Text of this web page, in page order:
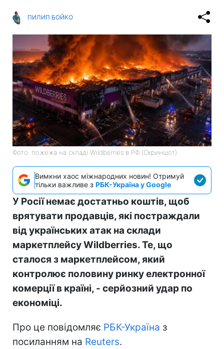
ПИЛИП БОЙКО
Фото: пожежа на складі Wildberries в РФ (Скриншот)
Вимкни хаос міжнародних новин! Отримуй
тільки важливе з РБК-Україна у Google
У Росії немає достатньо коштів, щоб
врятувати продавців, які постраждали
від українських атак на склади
маркетплейсу Wildberries. Те, що
сталося з маркетплейсом, який
контролює половину ринку електронної
комерції в країні, - серйозний удар по
економіці.
Про це повідомляє РБК-Україна з
посиланням на Reuters.